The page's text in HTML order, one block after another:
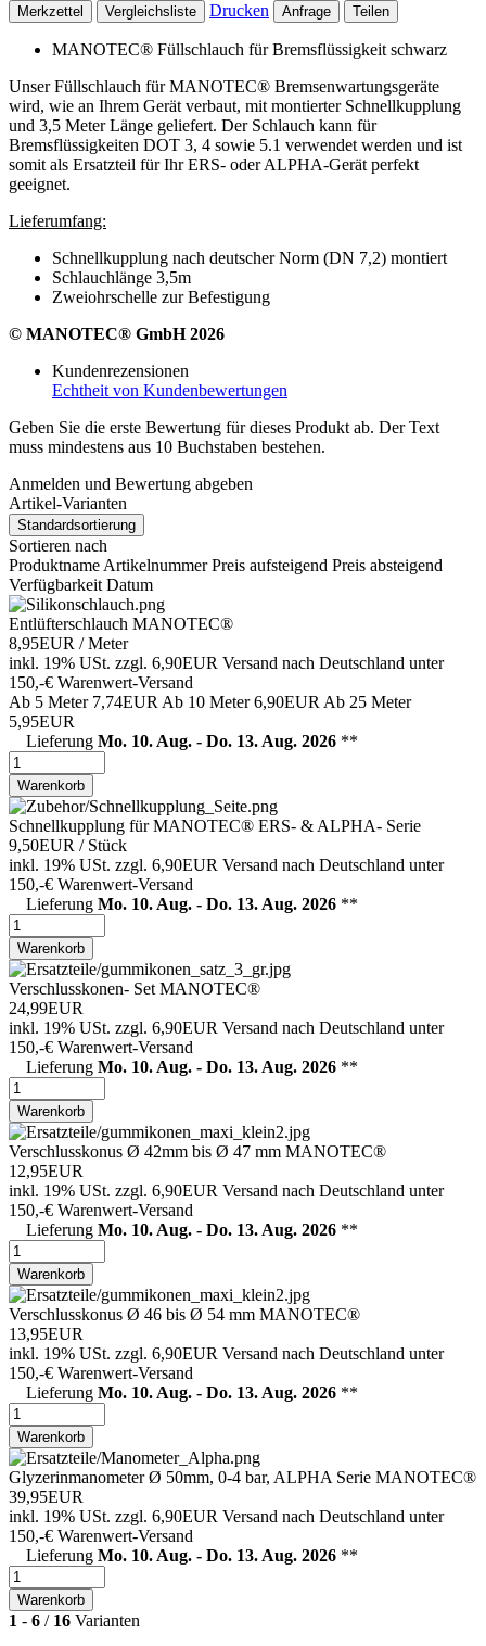
Merkzettel Vergleichsliste Drucken Anfrage Teilen
MANOTEC® Füllschlauch für Bremsflüssigkeit schwarz
Unser Füllschlauch für MANOTEC® Bremsenwartungsgeräte
wird, wie an Ihrem Gerät verbaut, mit montierter Schnellkupplung
und 3,5 Meter Länge geliefert. Der Schlauch kann für
Bremsflüssigkeiten DOT 3, 4 sowie 5.1 verwendet werden und ist
somit als Ersatzteil für Ihr ERS- oder ALPHA-Gerät perfekt
geeignet.
Lieferumfang:
Schnellkupplung nach deutscher Norm (DN 7,2) montiert
Schlauchlänge 3,5m
Zweiohrschelle zur Befestigung
© MANOTEC® GmbH 2026
Kundenrezensionen
Echtheit von Kundenbewertungen
Geben Sie die erste Bewertung für dieses Produkt ab. Der Text
muss mindestens aus 10 Buchstaben bestehen.
Anmelden und Bewertung abgeben
Artikel-Varianten
Standardsortierung
Sortieren nach
Produktname Artikelnummer Preis aufsteigend Preis absteigend
Verfügbarkeit Datum
Entlüfterschlauch MANOTEC®
8,95EUR / Meter
inkl. 19% USt. zzgl. 6,90EUR Versand nach Deutschland unter
150,-€ Warenwert-Versand
Ab 5 Meter 7,74EUR Ab 10 Meter 6,90EUR Ab 25 Meter
5,95EUR
Lieferung Mo. 10. Aug. - Do. 13. Aug. 2026 **
Warenkorb
Schnellkupplung für MANOTEC® ERS- & ALPHA- Serie
9,50EUR / Stück
inkl. 19% USt. zzgl. 6,90EUR Versand nach Deutschland unter
150,-€ Warenwert-Versand
Lieferung Mo. 10. Aug. - Do. 13. Aug. 2026 **
Warenkorb
Verschlusskonen- Set MANOTEC®
24,99EUR
inkl. 19% USt. zzgl. 6,90EUR Versand nach Deutschland unter
150,-€ Warenwert-Versand
Lieferung Mo. 10. Aug. - Do. 13. Aug. 2026 **
Warenkorb
Verschlusskonus Ø 42mm bis Ø 47 mm MANOTEC®
12,95EUR
inkl. 19% USt. zzgl. 6,90EUR Versand nach Deutschland unter
150,-€ Warenwert-Versand
Lieferung Mo. 10. Aug. - Do. 13. Aug. 2026 **
Warenkorb
Verschlusskonus Ø 46 bis Ø 54 mm MANOTEC®
13,95EUR
inkl. 19% USt. zzgl. 6,90EUR Versand nach Deutschland unter
150,-€ Warenwert-Versand
Lieferung Mo. 10. Aug. - Do. 13. Aug. 2026 **
Warenkorb
Glyzerinmanometer Ø 50mm, 0-4 bar, ALPHA Serie MANOTEC®
39,95EUR
inkl. 19% USt. zzgl. 6,90EUR Versand nach Deutschland unter
150,-€ Warenwert-Versand
Lieferung Mo. 10. Aug. - Do. 13. Aug. 2026 **
Warenkorb
1 - 6 / 16 Varianten